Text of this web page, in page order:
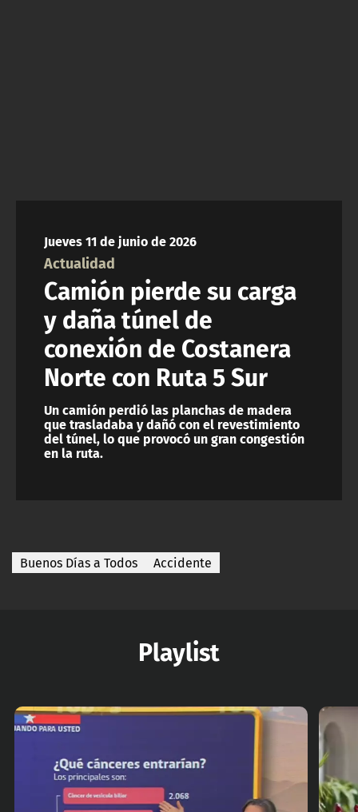
Jueves 11 de junio de 2026
Actualidad
Camión pierde su carga
y daña túnel de
conexión de Costanera
Norte con Ruta 5 Sur
Un camión perdió las planchas de madera
que trasladaba y dañó con el revestimiento
del túnel, lo que provocó un gran congestión
en la ruta.
Buenos Días a Todos Accidente
Playlist